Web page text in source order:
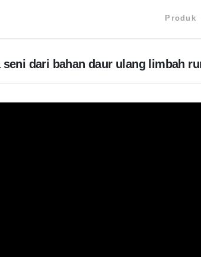
Produk
dari bahan daur ulang limbah